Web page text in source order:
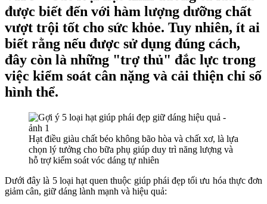
được biết đến với hàm lượng dưỡng chất
vượt trội tốt cho sức khỏe. Tuy nhiên, ít ai
biết rằng nếu được sử dụng đúng cách,
đây còn là những "trợ thủ" đắc lực trong
việc kiểm soát cân nặng và cải thiện chỉ số
hình thể.
Hạt điều giàu chất béo không bão hòa và chất xơ, là lựa
chọn lý tưởng cho bữa phụ giúp duy trì năng lượng và
hỗ trợ kiểm soát vóc dáng tự nhiên
Dưới đây là 5 loại hạt quen thuộc giúp phái đẹp tối ưu hóa thực đơn
giảm cân, giữ dáng lành mạnh và hiệu quả: